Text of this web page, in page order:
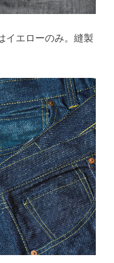
イエローのみ。縫製